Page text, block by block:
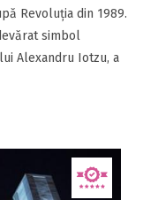
Revoluția din 1989.
simbol
Alexandru Iotzu, a